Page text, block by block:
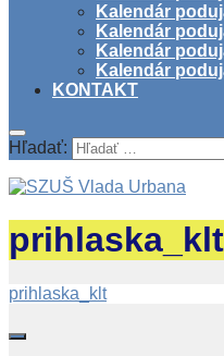
Kalendár
Kalendár
Kalendár
Kalendár
KONTAKT
Hľadať:
prihlaska_klt
prihlaska_klt